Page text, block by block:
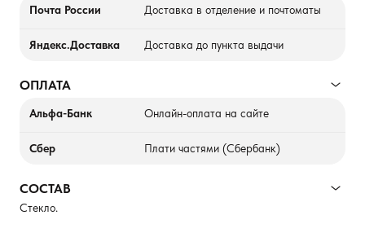
Почта России Доставка в отделение и почтоматы
Яндекс.Доставка Доставка до пункта выдачи
ОПЛАТА
Альфа-Банк Онлайн-оплата на сайте
Сбер Плати частями (Сбербанк)
СОСТАВ
Стекло.